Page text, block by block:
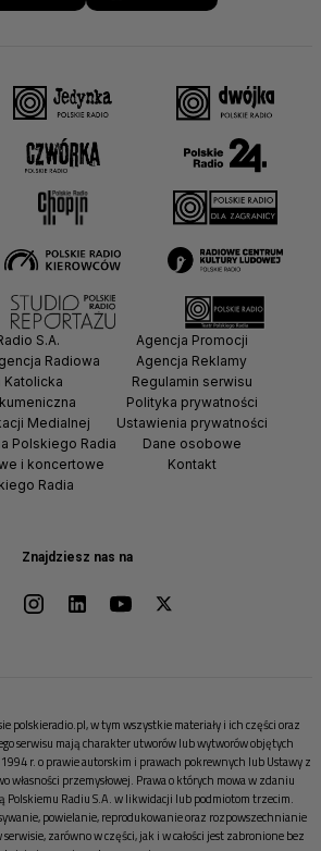
Znajdziesz nas na
S.A.
Radiowa
Katolicka
Medialnej
Polskiego Radia
i koncertowe
Radia
Agencja Promocji
Agencja Reklamy
Regulamin serwisu
Polityka prywatności
Ustawienia prywatności
Dane osobowe
Kontakt
polskieradio.pl, w tym wszystkie materiały i ich części oraz
serwisu mają charakter utworów lub wytworów objętych
r. o prawie autorskim i prawach pokrewnych lub Ustawy z
własności przemysłowej. Prawa o których mowa w zdaniu
Polskiemu Radiu S.A. w likwidacji lub podmiotom trzecim.
powielanie, reprodukowanie oraz rozpowszechnianie
zarówno w części, jak i w całości jest zabronione bez